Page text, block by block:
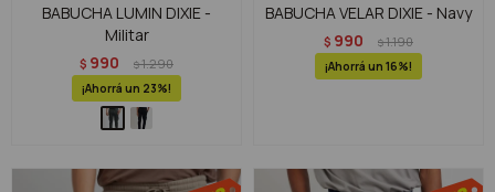
BABUCHA LUMIN DIXIE -
Militar
$ 990 $1.290
23
BABUCHA VELAR DIXIE - Navy
$ 990 $1.190
16